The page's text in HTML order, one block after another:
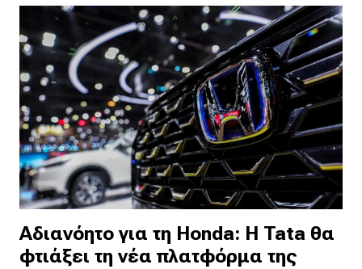
Αδιανόητο για τη Honda: Η Tata θα
φτιάξει τη νέα πλατφόρμα της